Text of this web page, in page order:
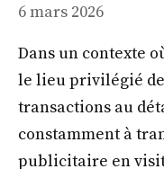
6 mars 2026
Dans un contexte
le lieu privilégié
transactions au
constamment à
publicitaire en